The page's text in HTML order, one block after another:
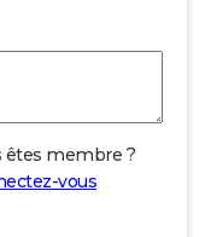
êtes membre ?
vous